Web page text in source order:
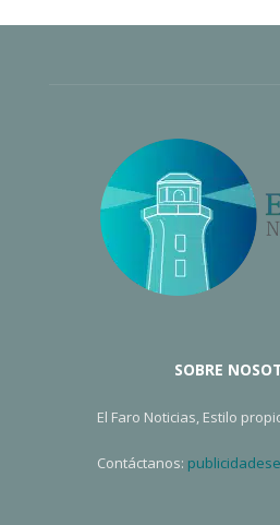
SOBRE
El Faro Noticias, Estilo
Contáctanos: